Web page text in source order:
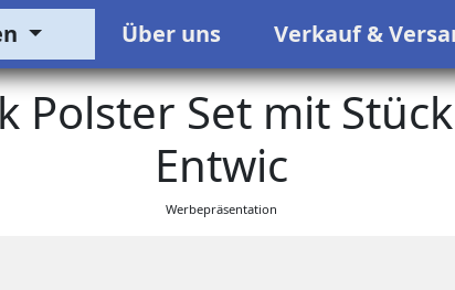
Über uns Verkauf &
Polster Set mit
Entwic
Werbepräsentation